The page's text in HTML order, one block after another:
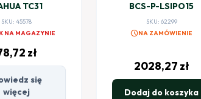
TC31
SKU: 45578
NA MAGAZYNIE
zł
się
więcej
BCS-P-LSIPO15
SKU: 62299
scheduleNA ZAMÓWIENIE
2028,27 zł
Dodaj do koszyka